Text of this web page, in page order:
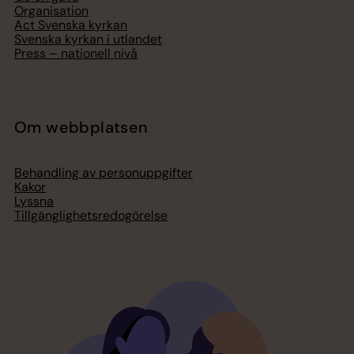
Organisation
Act Svenska kyrkan
Svenska kyrkan i utlandet
Press – nationell nivå
Om webbplatsen
Behandling av personuppgifter
Kakor
Lyssna
Tillgänglighetsredogörelse